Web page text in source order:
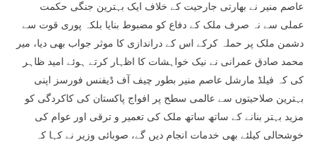
عاصم منیر نے بھارتی جارحیت کے خلاف ایک بہترین جنگی حکمت
عملی سے نہ صرف ملک کے دفاع کو مضبوط بنایا بلکہ پوری قوت سے
دشمن ملک پر حملہ کرکے اس کے دراندازی کا موثر جواب بھی دیا، میر
محمد صادق عمرانی نے نیک خواہشات کا اظہار کرتے ہوئے امید ظاہر
کی کہ فیلڈ مارشل عاصم منیر بطور چیف آف ڈیفنس فورسز اپنی
بہترین صلاحیتوں سے عالمی سطح پر افواج پاکستان کی کاکردگی کو
مزید بہتر بنانے کے ساتھ ساتھ ملک کی تعمیر و ترقی اور عوام کی
خوشحالی کیلئے بھی خدمات انجام دیں گے، صوبائی وزیر نے کہا کہ